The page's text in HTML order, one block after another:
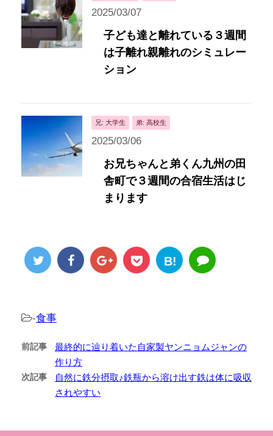
2025/03/07
子ども達と離れている３週間
は子離れ親離れのシミュレー
ション
兄: 大学生 弟: 高校生
2025/03/06
お兄ちゃんと弟くん九州の田
舎町で３週間の合宿生活はじ
まります
B!
-食事
前記事
最終的に辿り着いた自家製ヤンニョムジャンの
作り方
次記事
自然に鉄分摂取♪鉄瓶から溶け出す鉄は体に吸収
されやすい